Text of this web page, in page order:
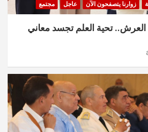
زوارنا يتصفحون الآن عاجل مجتمع
العرش.. تحية العلم تجسد معاني